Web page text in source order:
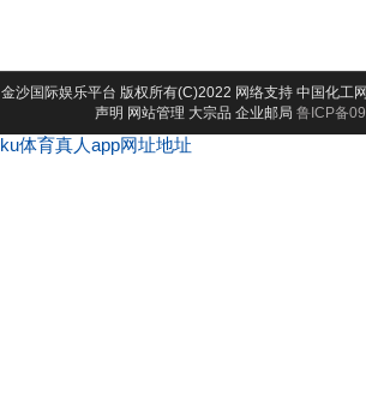
金沙国际娱乐平台 版权所有(C)2022 网络支持 中国化工网
声明 网站管理 大宗品 企业邮局 鲁ICP备
ku体育真人app网址地址